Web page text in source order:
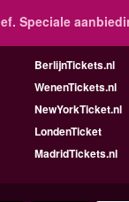
Speciale
BerlijnTickets.nl
WenenTickets.nl
NewYorkTicket.nl
LondenTicket
MadridTickets.nl